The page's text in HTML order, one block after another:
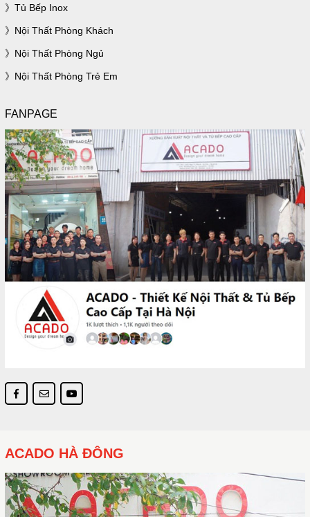
Tủ Bếp Inox
Nội Thất Phòng Khách
Nội Thất Phòng Ngủ
Nội Thất Phòng Trẻ Em
FANPAGE
ACADO HÀ ĐÔNG